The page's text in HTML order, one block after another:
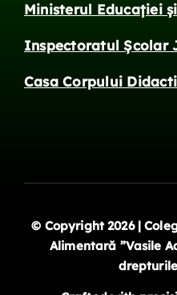
Ministerul Educației
Inspectoratul Școlar
Casa Corpului
© Copyright 2026 |
Alimentară ”Vasile